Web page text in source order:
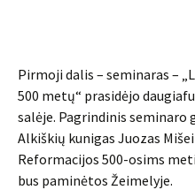
Pirmoji dalis – seminaras –
500 metų“ prasidėjo
salėje. Pagrindinis seminaro
Alkiškių kunigas Juozas
Reformacijos 500-osims
bus paminėtos Žeimelyje.